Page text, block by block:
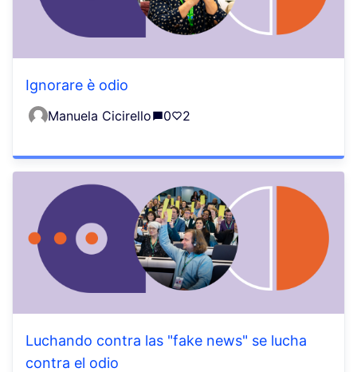
Ignorare è odio
Manuela Cicirello 0 2
Luchando contra las "fake news" se lucha
contra el odio